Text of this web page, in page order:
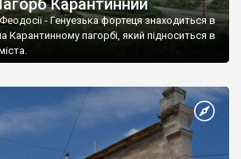
Карантинний
- Генуезька фортеця знаходиться в
Карантинному пагорбі, який підноситься в